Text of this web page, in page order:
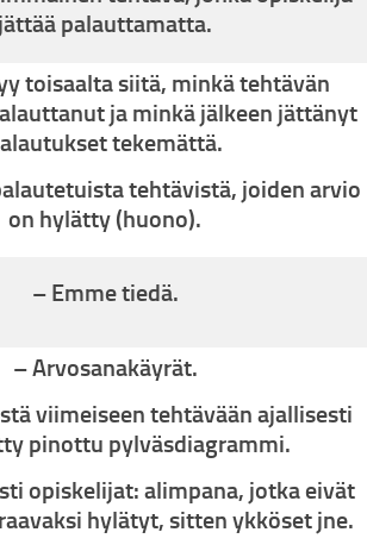
jättää palauttamatta.
toisaalta siitä, minkä tehtävän
ja minkä jälkeen jättänyt
tekemättä.
tehtävistä, joiden arvio
on hylätty (huono).
– Emme tiedä.
– Arvosanakäyrät.
viimeiseen tehtävään ajallisesti
pinottu pylväsdiagrammi.
opiskelijat: alimpana, jotka eivät
hylätyt, sitten ykköset jne.